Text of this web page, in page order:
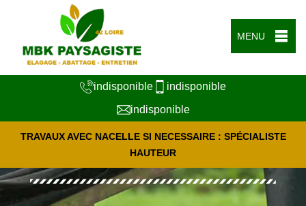
MENU
indisponible
indisponible
indisponible
TRAVAUX AVEC NACELLE SI NECESSAIRE : SPÉCIALISTE
HAUTEUR